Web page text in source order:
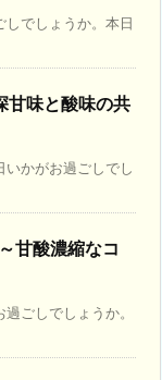
でしょうか。本日
甘味と酸味の共
かがお過ごしでし
甘酸濃縮なコ
ごしでしょうか。